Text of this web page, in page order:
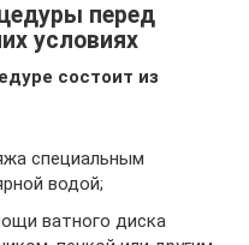
перед
условиях
состоит из
специальным
водой;
ватного диска